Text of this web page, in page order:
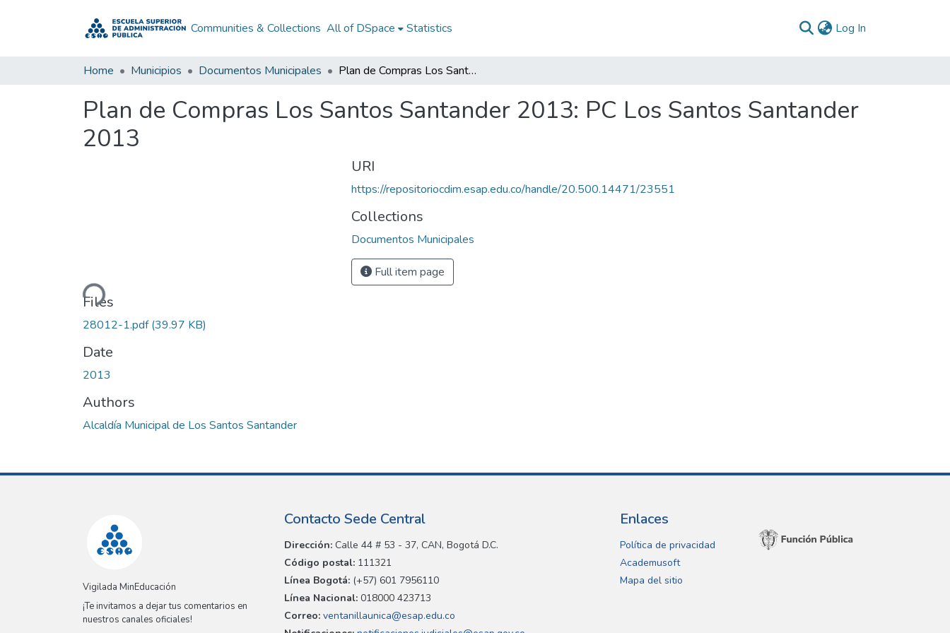
Communities & Collections All of DSpace Statistics Log In
Home Municipios Documentos Municipales Plan de Compras Los Santos Santander 2013: PC Los Santos Santander 2013
Plan de Compras Los Santos Santander 2013: PC Los Santos Santander
2013
Loading...
Files
28012-1.pdf(39.97 KB)
Date
2013
Authors
Alcaldía Municipal de Los Santos Santander
URI
https://repositoriocdim.esap.edu.co/handle/20.500.14471/23551
Collections
Documentos Municipales
Full item page
Vigilada MinEducación
¡Te invitamos a dejar tus comentarios en
nuestros canales oficiales!
Contacto Sede Central
Dirección: Calle 44 # 53 - 37, CAN, Bogotá D.C.
Código postal: 111321
Línea Bogotá: (+57) 601 7956110
Línea Nacional: 018000 423713
Correo: ventanillaunica@esap.edu.co
Enlaces
Política de privacidad
Academusoft
Mapa del sitio